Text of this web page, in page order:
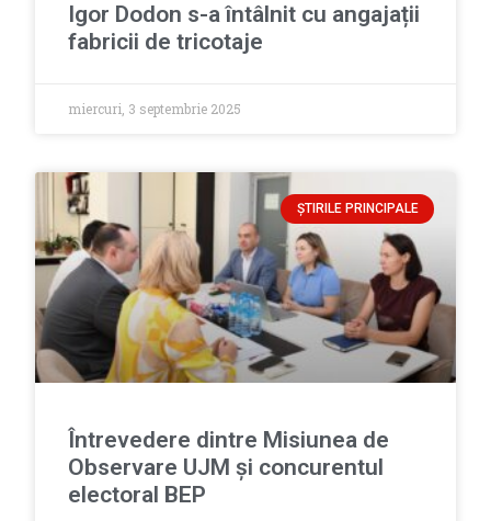
Igor Dodon s-a întâlnit cu angajații
fabricii de tricotaje
miercuri, 3 septembrie 2025
ȘTIRILE PRINCIPALE
Întrevedere dintre Misiunea de
Observare UJM și concurentul
electoral BEP